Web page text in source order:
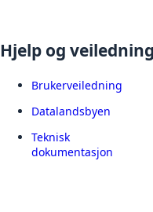
Hjelp og
Brukerveiledning
Datalandsbyen
Teknisk
dokumentasjon